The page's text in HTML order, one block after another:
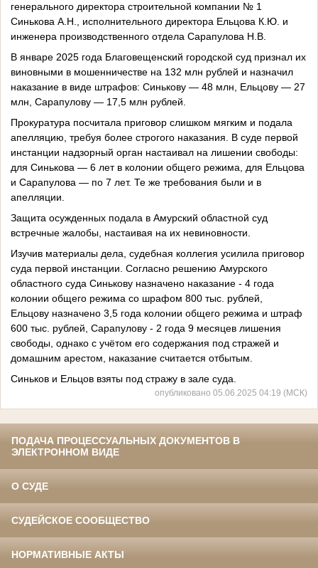
генерального директора строительной компании № 1
Синькова А.Н., исполнительного директора Ельцова К.Ю. и
инженера производственного отдела Сарапулова Н.В.
В январе 2025 года Благовещенский городской суд признал их
виновными в мошенничестве на 132 млн рублей и назначил
наказание в виде штрафов: Синькову — 48 млн, Ельцову — 27
млн, Сарапулову — 17,5 млн рублей.
Прокуратура посчитала приговор слишком мягким и подала
апелляцию, требуя более строгого наказания. В суде первой
инстанции надзорный орган настаивал на лишении свободы:
для Синькова — 6 лет в колонии общего режима, для Ельцова
и Сарапулова — по 7 лет. Те же требования были и в
апелляции.
Защита осужденных подала в Амурский областной суд
встречные жалобы, настаивая на их невиновности.
Изучив материалы дела, судебная коллегия усилила приговор
суда первой инстанции. Согласно решению Амурского
областного суда Синькову назначено наказание - 4 года
колонии общего режима со шрафом 800 тыс. рублей,
Ельцову назначено 3,5 года колонии общего режима и штраф
600 тыс. рублей, Сарапулову - 2 года 9 месяцев лишения
свободы, однако с учётом его содержания под стражей и
домашним арестом, наказание считается отбытым.
Синьков и Ельцов взяты под стражу в зале суда.
опубликовано 05.06.2025 04:19 (МСК)
ПОДАЧА ПРОЦЕССУАЛЬНЫХ ДОКУМЕНТОВ В
ЭЛЕКТРОННОМ ВИДЕ
О СУДЕ
СУДЕЙСКОЕ СООБЩЕСТВО
НОРМАТИВНЫЕ АКТЫ